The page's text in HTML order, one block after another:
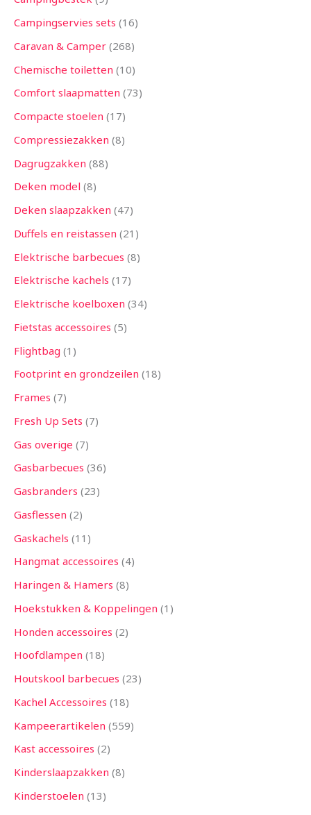
Campingservies sets 16
Caravan & Camper 268
Chemische toiletten 10
Comfort slaapmatten 73
Compacte stoelen 17
Compressiezakken 8
Dagrugzakken 88
Deken model 8
Deken slaapzakken 47
Duffels en reistassen 21
Elektrische barbecues 8
Elektrische kachels 17
Elektrische koelboxen 34
Fietstas accessoires 5
Flightbag 1
Footprint en grondzeilen 18
Frames 7
Fresh Up Sets 7
Gas overige 7
Gasbarbecues 36
Gasbranders 23
Gasflessen 2
Gaskachels 11
Hangmat accessoires 4
Haringen & Hamers 8
Hoekstukken & Koppelingen 1
Honden accessoires 2
Hoofdlampen 18
Houtskool barbecues 23
Kachel Accessoires 18
Kampeerartikelen 559
Kast accessoires 2
Kinderslaapzakken 8
Kinderstoelen 13